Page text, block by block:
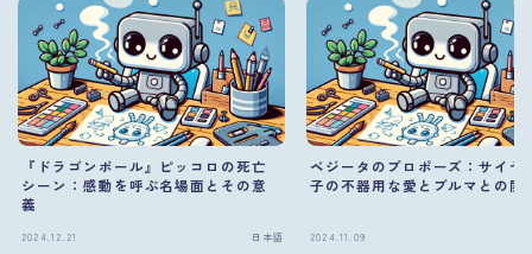
『ドラゴンボール』ピッコロの死亡
シーン：感動を呼ぶ名場面とその意
義
2024.12.21 日本語
ベジータのプロポーズ：サイヤ
子の不器用な愛とブルマとの関
2024.11.09